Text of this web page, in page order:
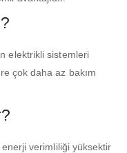
elektrikli sistemleri
çok daha az bakım
verimliliği yüksektir